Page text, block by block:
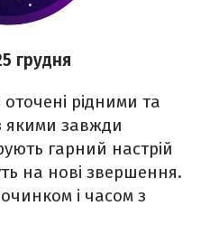
грудня
рідними та
якими завжди
гарний настрій
на нові звершення.
і часом з